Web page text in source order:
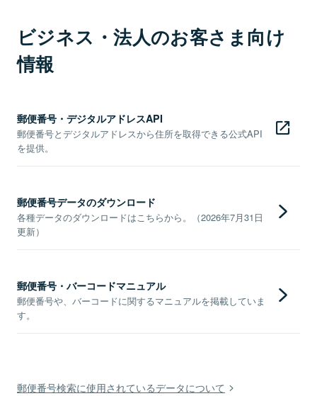
ビジネス・法人のお客さま向け
情報
郵便番号・デジタルアドレスAPI
郵便番号とデジタルアドレスから住所を取得できる公式API
を提供。
郵便番号データのダウンロード
各種データのダウンロードはこちらから。（2026年7月31日
更新）
郵便番号・バーコードマニュアル
郵便番号や、バーコードに関するマニュアルを掲載していま
す。
郵便番号検索に使用されているデータについて